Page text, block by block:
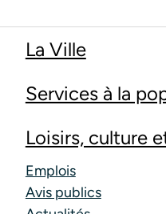
La Ville
Services à la
Loisirs, culture
Emplois
Avis publics